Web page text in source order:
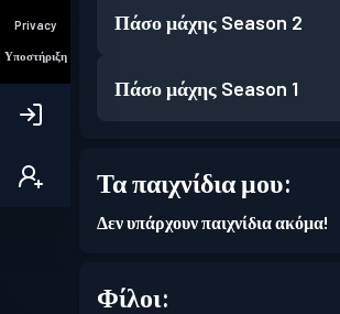
Privacy
Υποστήριξη
Πάσο μάχης Season 2
Πάσο μάχης Season 1
Τα παιχνίδια μου:
Δεν υπάρχουν παιχνίδια ακόμα!
Φίλοι: